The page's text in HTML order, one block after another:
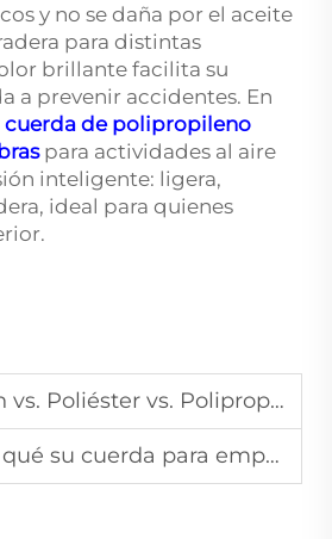
y no se daña por el aceite
para distintas
brillante facilita su
a prevenir accidentes. En
cuerda de polipropileno
para actividades al aire
inteligente: ligera,
ideal para quienes
vs. Polipropileno: ¿Qué cinta es la mejor?
para empacadoras sigue rompiéndose: 5 causas comunes y soluciones